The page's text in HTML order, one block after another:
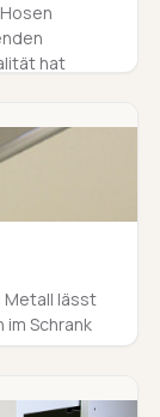
hat
Metall lässt
Schrank